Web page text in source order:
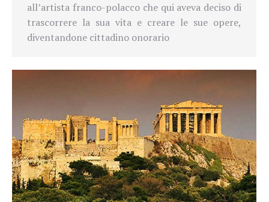
all’artista franco-polacco che qui aveva deciso di
trascorrere la sua vita e creare le sue opere,
diventandone cittadino onorario